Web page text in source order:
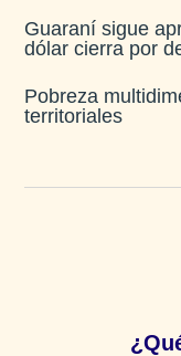
Guaraní sigue
dólar cierra por
Pobreza
territoriales